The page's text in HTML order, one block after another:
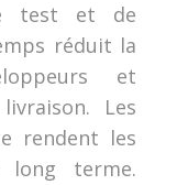
test et de
réduit la
et
Les
rendent les
terme.